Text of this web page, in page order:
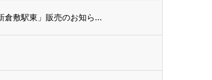
倉敷駅東」販売のお知ら...